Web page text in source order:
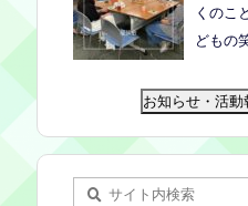
月28日
某所 参
らせ
くのこ
どもの
4:00 く
お知らせ・活